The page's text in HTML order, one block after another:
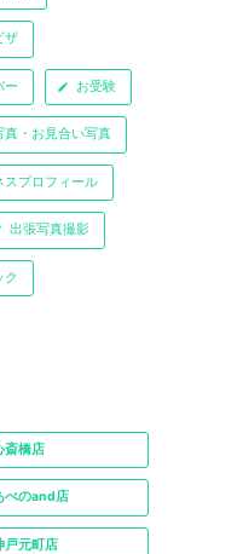
ザ
ー お受験
真・お見合い写真
スプロフィール
出張写真撮影
ク
斎橋店
べのand店
戸元町店